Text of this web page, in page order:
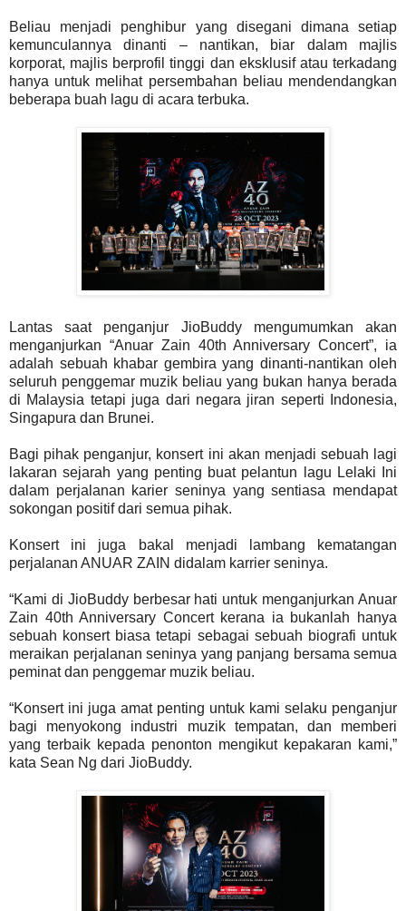
Beliau menjadi penghibur yang disegani dimana setiap
kemunculannya dinanti – nantikan, biar dalam majlis
korporat, majlis berprofil tinggi dan eksklusif atau terkadang
hanya untuk melihat persembahan beliau mendendangkan
beberapa buah lagu di acara terbuka.
Lantas saat penganjur JioBuddy mengumumkan akan
menganjurkan “Anuar Zain 40th Anniversary Concert”, ia
adalah sebuah khabar gembira yang dinanti-nantikan oleh
seluruh penggemar muzik beliau yang bukan hanya berada
di Malaysia tetapi juga dari negara jiran seperti Indonesia,
Singapura dan Brunei.
Bagi pihak penganjur, konsert ini akan menjadi sebuah lagi
lakaran sejarah yang penting buat pelantun lagu Lelaki Ini
dalam perjalanan karier seninya yang sentiasa mendapat
sokongan positif dari semua pihak.
Konsert ini juga bakal menjadi lambang kematangan
perjalanan ANUAR ZAIN didalam karrier seninya.
“Kami di JioBuddy berbesar hati untuk menganjurkan Anuar
Zain 40th Anniversary Concert kerana ia bukanlah hanya
sebuah konsert biasa tetapi sebagai sebuah biografi untuk
meraikan perjalanan seninya yang panjang bersama semua
peminat dan penggemar muzik beliau.
“Konsert ini juga amat penting untuk kami selaku penganjur
bagi menyokong industri muzik tempatan, dan memberi
yang terbaik kepada penonton mengikut kepakaran kami,”
kata Sean Ng dari JioBuddy.